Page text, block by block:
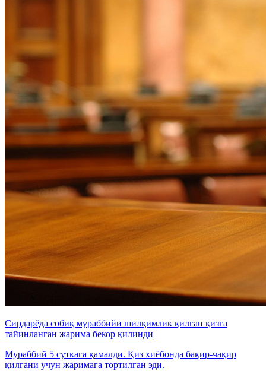
Сирдарёда собиқ мураббийи шилқимлик қилган қизга
тайинланган жарима бекор қилинди
Мураббий 5 суткага қамалди. Қиз хиёбонда бақир-чақир
қилгани учун жаримага тортилган эди.